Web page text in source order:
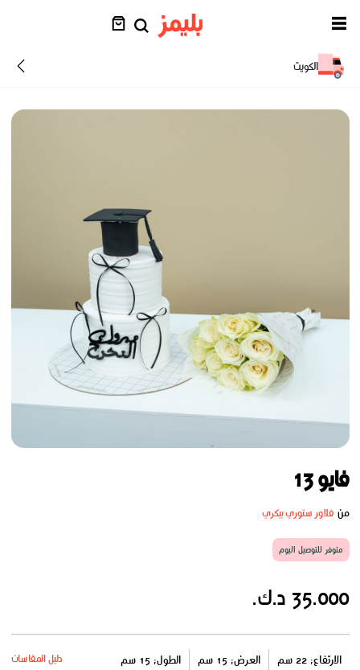
الكويت
فايو 13
من فلاور ستوري بيكري
متوفر للتوصيل اليوم
35.000 د.ك.
الارتفاع: 22 سم العرض: 15 سم الطول: 15 سم دليل المقاسات